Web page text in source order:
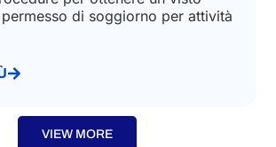
di soggiorno per attività
VIEW MORE